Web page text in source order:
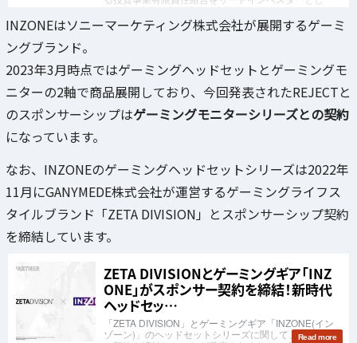
INZONEはソニーマーケティング株式会社が展開するゲーミ
ングブランド。
2023年3月時点ではゲーミングヘッドセットとゲーミングモ
ニターの2軸で商品展開しており、今回発表されたREJECTと
のスポンサーシップはゲーミングモニターシリーズとの契約
になっています。
なお、INZONEのゲーミングヘッドセットシリーズは2022年
11月にGANYMEDE株式会社が運営するゲーミングライフス
タイルブランド「ZETA DIVISION」とスポンサーシップ契約
を締結しています。